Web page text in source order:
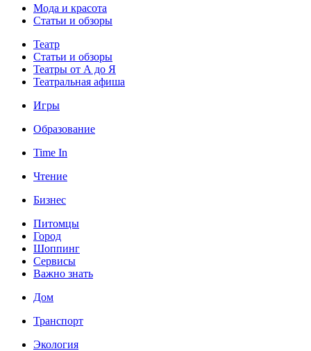
Мода и красота
Статьи и обзоры
Театр
Статьи и обзоры
Театры от А до Я
Театральная афиша
Игры
Образование
Time In
Чтение
Бизнес
Питомцы
Город
Шоппинг
Сервисы
Важно знать
Дом
Транспорт
Экология